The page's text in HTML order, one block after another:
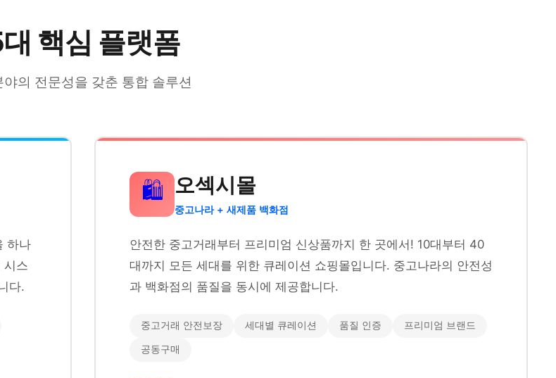
핵심 플랫폼
야의 전문성을 갖춘 통합 솔루션
하나
시스
다.
🛍️ 오섹시몰
중고나라 + 새제품 백화점
안전한 중고거래부터 프리미엄 신상품까지 한 곳에서! 10대부터 40
대까지 모든 세대를 위한 큐레이션 쇼핑몰입니다. 중고나라의 안전성
과 백화점의 품질을 동시에 제공합니다.
중고거래 안전보장 세대별 큐레이션 품질 인증 프리미엄 브랜드
공동구매